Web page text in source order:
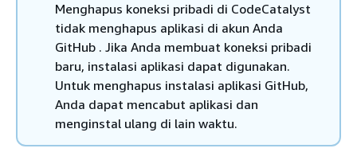
Menghapus koneksi pribadi di CodeCatalyst
tidak menghapus aplikasi di akun Anda
GitHub . Jika Anda membuat koneksi pribadi
baru, instalasi aplikasi dapat digunakan.
Untuk menghapus instalasi aplikasi GitHub,
Anda dapat mencabut aplikasi dan
menginstal ulang di lain waktu.